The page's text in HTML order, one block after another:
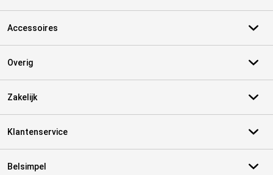
Accessoires
Overig
Zakelijk
Klantenservice
Belsimpel